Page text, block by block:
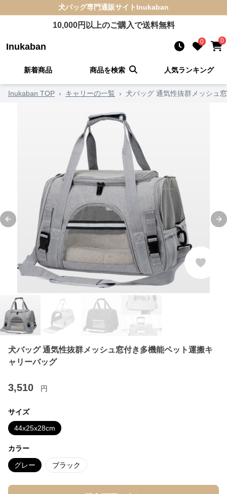
犬バッグ専門通販サイト Inukaban
10,000円以上のご購入で送料無料
Inukaban 0 0
新着商品 商品を検索 人気ランキング
Inukaban TOP › キャリーの一覧 › 犬バッグ 通気性抜群メッシュ
Previous slide
犬バッグ 通気性抜群メッシュ窓付き多機能ペット運搬キ
ャリーバッグ
3,510 円
サイズ
44x25x28cm
カラー
グレー ブラック